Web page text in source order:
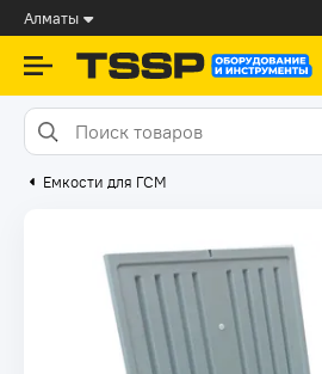
Алматы
Емкости для ГСМ